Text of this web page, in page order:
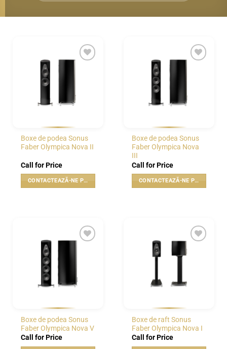
Boxe de podea Sonus
Faber Olympica Nova II
Call for Price
CONTACTEAZĂ-NE PENTRU PREȚ
Boxe de podea Sonus
Faber Olympica Nova
III
Call for Price
CONTACTEAZĂ-NE PENTRU PREȚ
Boxe de podea Sonus
Faber Olympica Nova V
Call for Price
WISHLIST
Boxe de raft Sonus
Faber Olympica Nova I
Call for Price